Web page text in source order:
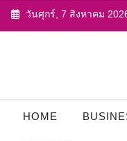
Skip วันศุกร์, 7 สิงหาคม
HOME